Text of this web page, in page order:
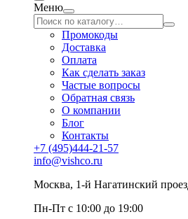
Меню
Промокоды
Доставка
Оплата
Как сделать заказ
Частые вопросы
Обратная связь
О компании
Блог
Контакты
+7 (495)444-21-57
info@vishco.ru
Москва, 1-й Нагатинский
Пн-Пт с 10:00 до 19:00